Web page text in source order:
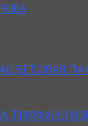
ЦВЕТОВАЯ
ТИФФАНИ